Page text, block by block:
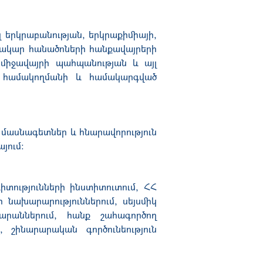
երկրաքիմիայի,
հանածոների հանքավայրերի
պահպանության և այլ
համակողմանի և համակարգված
և հնարավորություն
ինստիտուտում, ՀՀ
սեյսմիկ
հանք շահագործող
գործունեություն